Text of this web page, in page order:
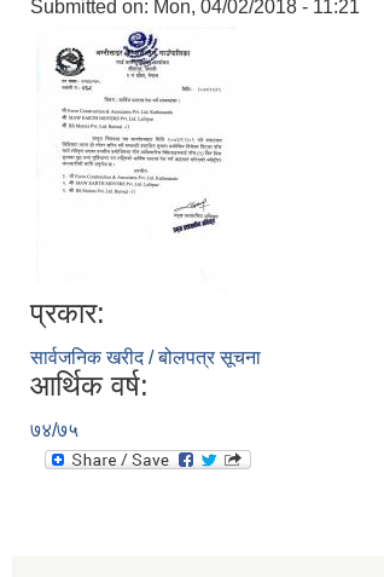
Submitted on: Mon, 04/02/2018 - 11:21
प्रकार:
सार्वजनिक खरीद / बोलपत्र सूचना
आर्थिक वर्ष:
७४/७५